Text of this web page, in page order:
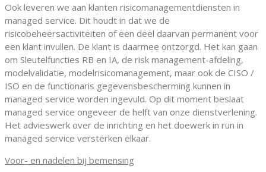
Ook leveren we aan klanten risicomanagementdiensten in
managed service. Dit houdt in dat we de
risicobeheersactiviteiten of een deel daarvan permanent voor
een klant invullen. De klant is daarmee ontzorgd. Het kan gaan
om Sleutelfuncties RB en IA, de risk management-afdeling,
modelvalidatie, modelrisicomanagement, maar ook de CISO /
ISO en de functionaris gegevensbescherming kunnen in
managed service worden ingevuld. Op dit moment beslaat
managed service ongeveer de helft van onze dienstverlening.
Het advieswerk over de inrichting en het doewerk in run in
managed service versterken elkaar.
Voor- en nadelen bij bemensing